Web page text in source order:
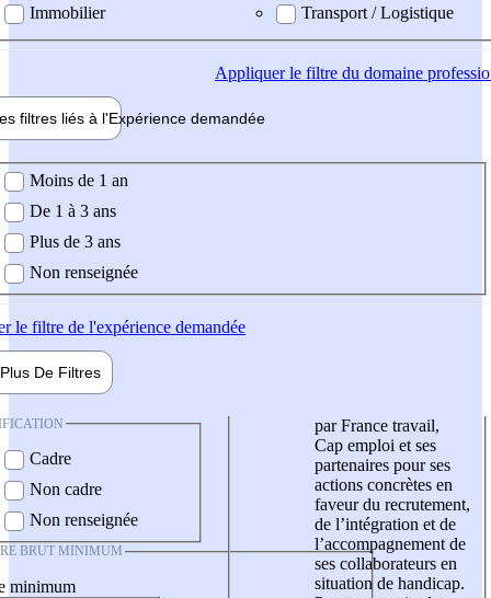
Immobilier
Transport / Logistique
Appliquerle filtre du domaine
filtres liés à l'Expérience demandée
demandée
Moins de 1 an
De 1 à 3 ans
Plus de 3 ans
Non renseignée
le filtre de l'expérience demandée
Plus De Filtres
Cadre
Non cadre
Non renseignée
BRUT MINIMUM
minimum
par France travail,
Cap emploi et ses
partenaires pour ses
actions concrètes en
faveur du recrutement,
de l’intégration et de
l’accompagnement de
ses collaborateurs en
situation de handicap.